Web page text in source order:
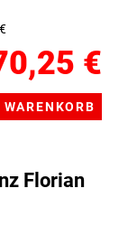
€
Florian